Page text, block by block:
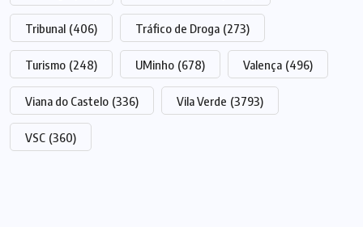
Tribunal (406) Tráfico de Droga (273)
Turismo (248) UMinho (678) Valença (496)
Viana do Castelo (336) Vila Verde (3793)
VSC (360)